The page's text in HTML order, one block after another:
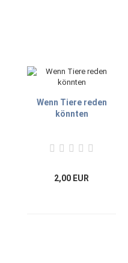
Wenn Tiere reden
könnten
2,00 EUR